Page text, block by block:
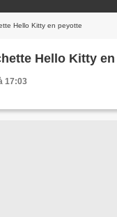
Hello Kitty en peyotte
Hello Kitty
17:03